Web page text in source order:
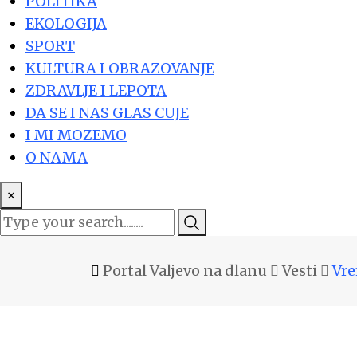
EKOLOGIJA
SPORT
KULTURA I OBRAZOVANJE
ZDRAVLJE I LEPOTA
DA SE I NAS GLAS CUJE
I MI MOZEMO
O NAMA
×
Portal Valjevo na dlanu Vesti